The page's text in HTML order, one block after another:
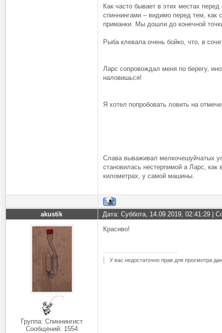
Как часто бывает в этих местах
спиннингами – видимо перед тем, как
приманки. Мы дошли до конечной
Рыба клевала очень бойко, что, в
Ларс сопровождал меня по берегу,
наловишься!
Я хотел попробовать ловить на
Слава вываживал мелкочешуйчатых
становилась нестерпимой а Ларс,
километрах, у самой машины.
akustik Дата: Суббота, 14.09.2019, 02:41:29 |
Группа: Спиннингист
Сообщений: 1554
Красиво!
У вас недостаточно прав для просмотра